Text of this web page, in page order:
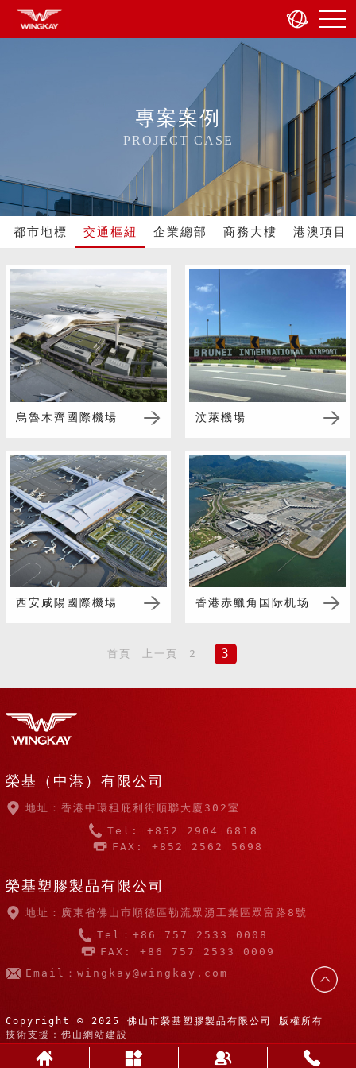
專案案例
PROJECT CASE
都市地標 交通樞紐 企業總部 商務大樓 港澳項目
烏魯木齊國際機場 汶萊機場
西安咸陽國際機場 香港赤鱲角国际机场
首頁 上一頁 2 3
榮基（中港）有限公司
地址：香港中環租庇利街順聯大廈302室
Tel: +852 2904 6818
FAX: +852 2562 5698
榮基塑膠製品有限公司
地址：廣東省佛山市順德區勒流眾湧工業區眾富路8號
Tel：+86 757 2533 0008
FAX: +86 757 2533 0009
Email：wingkay@wingkay.com
Copyright © 2025 佛山市榮基塑膠製品有限公司 版權所有
技術支援：佛山網站建設